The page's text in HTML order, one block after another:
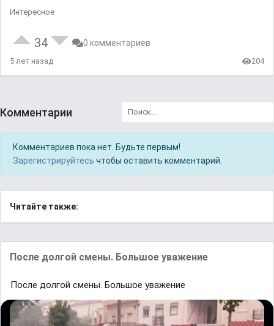
Интересное
34 0 комментариев
5 лет назад 204
Комментарии
Комментариев пока нет. Будьте первым!
Зарегистрируйтесь чтобы оставить комментарий.
Читайте также:
После долгой смены. Большое уважение
После долгой смены. Большое уважение